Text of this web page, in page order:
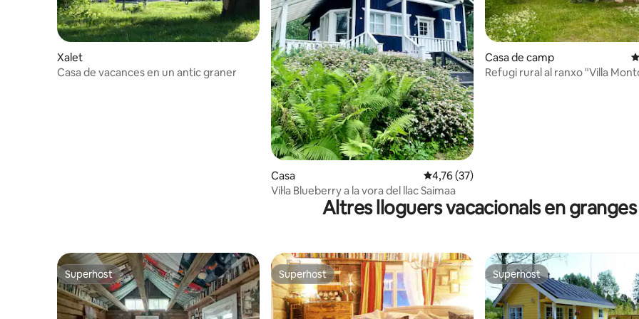
Xalet
Casa de vacances en un antic graner
Casa 4,76 de puntuació mitjana d'un total de 5; 37
4,76 (37)
Vil·la Blueberry a la vora del llac Saimaa
Casa de camp
Refugi rural al ranxo "Villa
Altres lloguers vacacionals en granges
Superhost
Superhost Superhost
Superhost Superhost
Superhost